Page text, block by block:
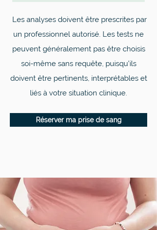
Les analyses doivent être prescrites par
un professionnel autorisé. Les tests ne
peuvent généralement pas être choisis
soi-même sans requête, puisqu’ils
doivent être pertinents, interprétables et
liés à votre situation clinique.
Réserver ma prise de sang